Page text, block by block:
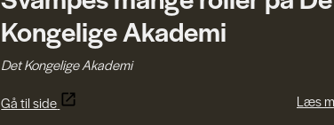
Kongelige Akademi
Det Kongelige Akademi
Gå til side
Læs